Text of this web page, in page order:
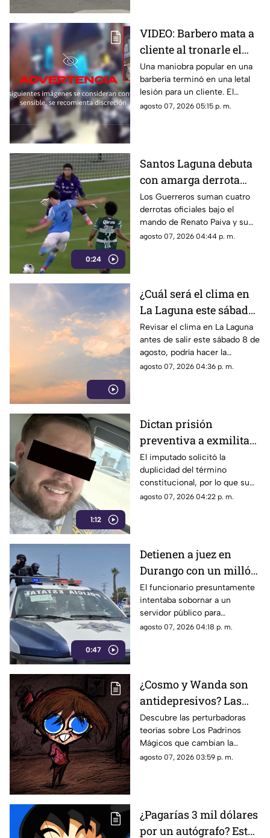
VIDEO: Barbero mata a
cliente al tronarle el
cuello mientras le
cortaba el cabello
Una maniobra popular en una
barbería terminó en una letal
lesión para un cliente. El
momento quedó registrado
agosto 07, 2026 05:15 p. m.
0:24
Santos Laguna debuta
con amarga derrota
ante el New York City
en la Leagues Cup
Los Guerreros suman cuatro
derrotas oficiales bajo el
mando de Renato Paiva y su
próximo reto será ante el
agosto 07, 2026 04:44 p. m.
¿Cuál será el clima en
La Laguna este sábado
8 de agosto 2026?
Revisar el clima en La Laguna
antes de salir este sábado 8 de
agosto, podría hacer la
diferencia entre un día
agosto 07, 2026 04:36 p. m.
1:12
Dictan prisión
preventiva a exmilitar
estadounidense por
asesinato de tres
personas en Coahuila
El imputado solicitó la
duplicidad del término
constitucional, por lo que su
situación jurídica se definirá
agosto 07, 2026 04:22 p. m.
0:47
Detienen a juez en
Durango con un millón
de pesos y un arma de
fuego
El funcionario presuntamente
intentaba sobornar a un
servidor público para
reclasificar diversas causas
agosto 07, 2026 04:18 p. m.
¿Cosmo y Wanda son
antidepresivos? Las
perturbadoras teorías y
las hipótesis más
oscuras sobre Los
Padrinos Mágicos
Descubre las perturbadoras
teorías sobre Los Padrinos
Mágicos que cambian la
historia de Timmy Turner y el
agosto 07, 2026 03:59 p. m.
¿Pagarías 3 mil dólares
por un autógrafo? Esto